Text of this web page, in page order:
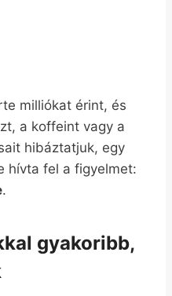
milliókat érint, és
a koffeint vagy a
hibáztatjuk, egy
hívta fel a figyelmet:
.
gyakoribb,